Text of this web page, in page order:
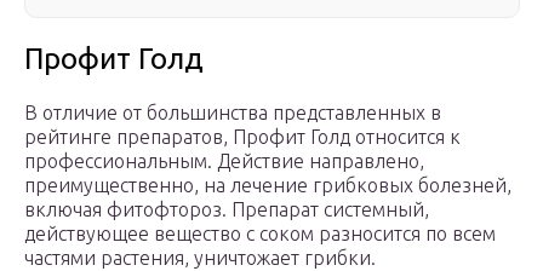
Профит Голд
В отличие от большинства представленных в
рейтинге препаратов, Профит Голд относится к
профессиональным. Действие направлено,
преимущественно, на лечение грибковых болезней,
включая фитофтороз. Препарат системный,
действующее вещество с соком разносится по всем
частями растения, уничтожает грибки.